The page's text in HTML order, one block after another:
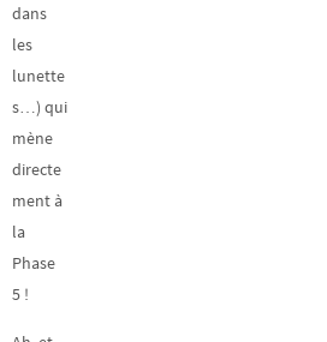
dans
les
lunette
s…) qui
mène
directe
ment à
la
Phase
5 !